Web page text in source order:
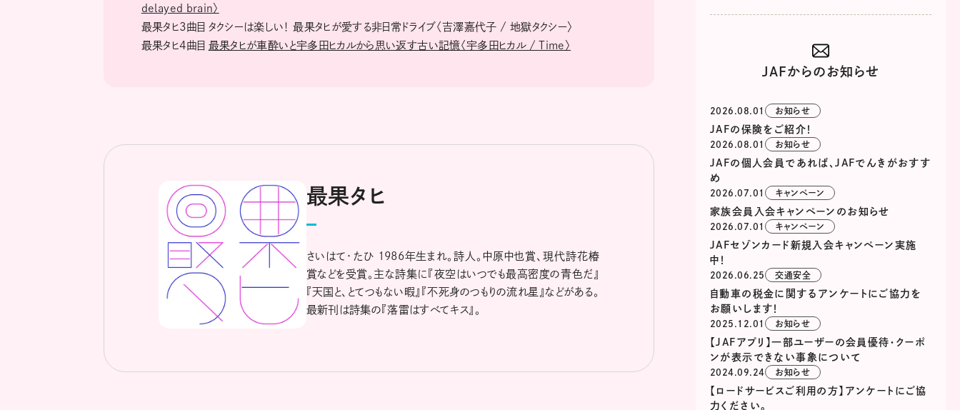
delayed brain〉
最果タヒ3曲目 タクシーは楽しい！ 最果タヒが愛する非日常ドライブ〈吉澤嘉代子 / 地獄タクシー〉
最果タヒ4曲目 最果タヒが車酔いと宇多田ヒカルから思い返す古い記憶〈宇多田ヒカル / Time〉
最果タヒ
さいはて・たひ 1986年生まれ。詩人。中原中也賞、現代詩花椿
賞などを受賞。主な詩集に『夜空はいつでも最高密度の青色だ』
『天国と、とてつもない暇』『不死身のつもりの流れ星』などがある。
最新刊は詩集の『落雷はすべてキス』。
JAFからのお知らせ
2026.08.01 お知らせ
JAFの保険をご紹介！
2026.08.01 お知らせ
JAFの個人会員であれば、JAFでんきがおすす
め
2026.07.01 キャンペーン
家族会員入会キャンペーンのお知らせ
2026.07.01 キャンペーン
JAFセゾンカード新規入会キャンペーン実施
中！
2026.06.25 交通安全
自動車の税金に関するアンケートにご協力を
お願いします！
2025.12.01 お知らせ
【JAFアプリ】一部ユーザーの会員優待・クーポ
ンが表示できない事象について
2024.09.24 お知らせ
【ロードサービスご利用の方】アンケートにご協
力ください。